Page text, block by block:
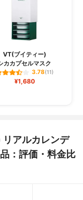
VT(ブイティー)
カカプセルマスク
3.78(11)
¥1,680
アルカレンデ
：評価・料金比